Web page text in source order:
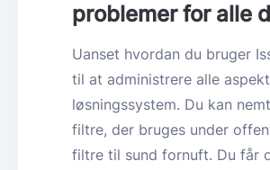
problemer for alle
Uanset hvordan du bruger
til at administrere alle
løsningssystem. Du kan
filtre, der bruges under
filtre til sund fornuft. Du får